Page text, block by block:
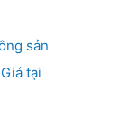
sản
tại